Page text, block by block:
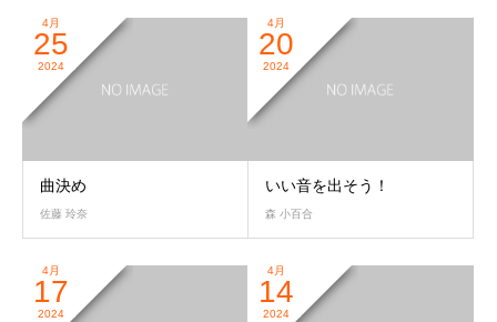
4月
25
2024
曲決め
佐藤 玲奈
4月
20
2024
いい音を出そう！
森 小百合
4月
17
2024
4月
14
2024